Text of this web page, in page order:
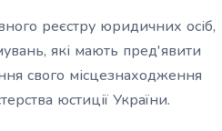
реєстру юридичних осіб,
які мають пред'явити
свого місцезнаходження
юстиції України.